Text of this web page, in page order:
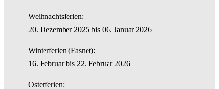
Weihnachtsferien:
20. Dezember 2025 bis 06. Januar 2026
Winterferien (Fasnet):
16. Februar bis 22. Februar 2026
Osterferien: